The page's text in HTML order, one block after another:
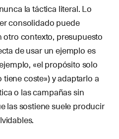
la táctica literal. Lo
consolidado puede
contexto, presupuesto
de usar un ejemplo es
«el propósito solo
coste») y adaptarlo a
o las campañas sin
las sostiene suele producir